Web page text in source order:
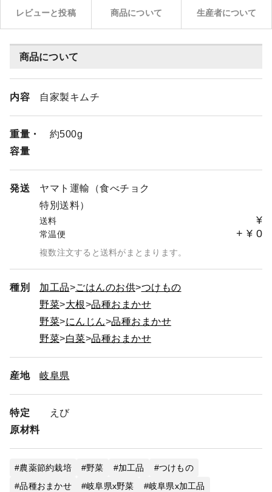
レビューと投稿 商品について 生産者について
商品について
内容 自家製キムチ
重量・
容量
約500g
発送
ヤマト運輸（食べチョク
特別送料）
送料 ¥
常温便 + ¥ 0
複数注文すると送料がまとまります。
種別 加工品 ごはんのお供 つけもの
野菜
大根
品種おまかせ
野菜
にんじん
品種おまかせ
野菜
白菜 品種おまかせ
産地 岐阜県
特定
原材料
えび
農薬節約栽培 野菜 加工品
つけもの
品種おまかせ
岐阜県x野菜 岐阜県x加工品